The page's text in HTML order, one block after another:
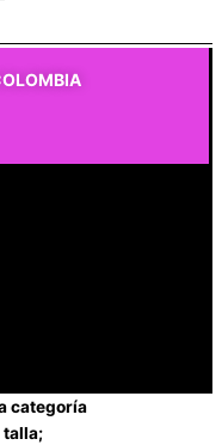
categoría
talla;